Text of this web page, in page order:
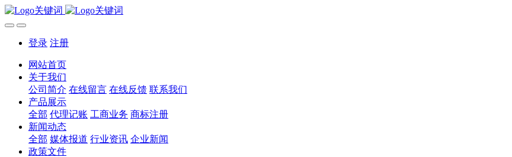
登录 注册
网站首页
关于我们
公司简介 在线留言 在线反馈 联系我们
产品展示
全部 代理记账 工商业务 商标注册
新闻动态
全部 媒体报道 行业资讯 企业新闻
政策文件